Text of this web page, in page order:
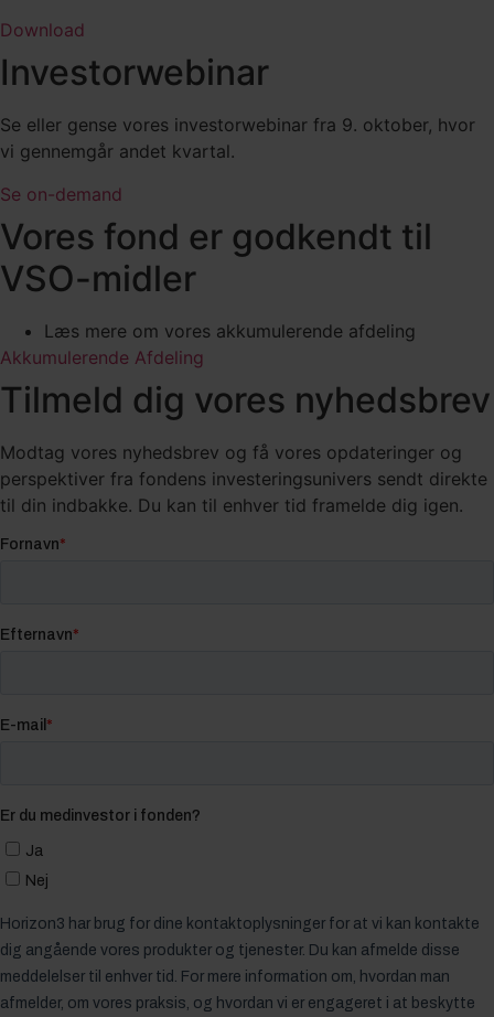
Download
Investorwebinar
Se eller gense vores investorwebinar fra 9. oktober, hvor
vi gennemgår andet kvartal.
Se on-demand
Vores fond er godkendt til
VSO-midler
Læs mere om vores akkumulerende afdeling
Akkumulerende Afdeling
Tilmeld dig vores nyhedsbrev
Modtag vores nyhedsbrev og få vores opdateringer og
perspektiver fra fondens investeringsunivers sendt direkte
til din indbakke. Du kan til enhver tid framelde dig igen.